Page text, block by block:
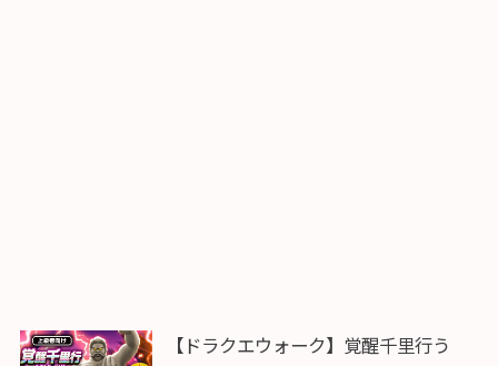
【ドラクエウォーク】覚醒千里行う